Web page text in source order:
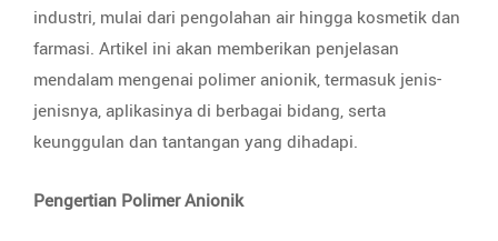
industri, mulai dari pengolahan air hingga kosmetik dan
farmasi. Artikel ini akan memberikan penjelasan
mendalam mengenai polimer anionik, termasuk jenis-
jenisnya, aplikasinya di berbagai bidang, serta
keunggulan dan tantangan yang dihadapi.
Pengertian Polimer Anionik